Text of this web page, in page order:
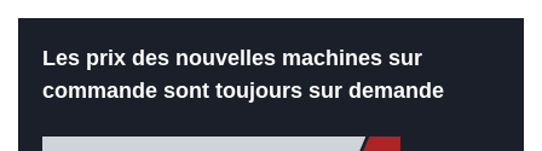
Les prix des nouvelles machines sur
commande sont toujours sur demande